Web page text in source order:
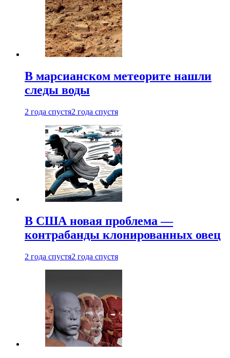
В марсианском метеорите нашли
следы воды
2 года спустя2 года спустя
В США новая проблема —
контрабанды клонированных овец
2 года спустя2 года спустя